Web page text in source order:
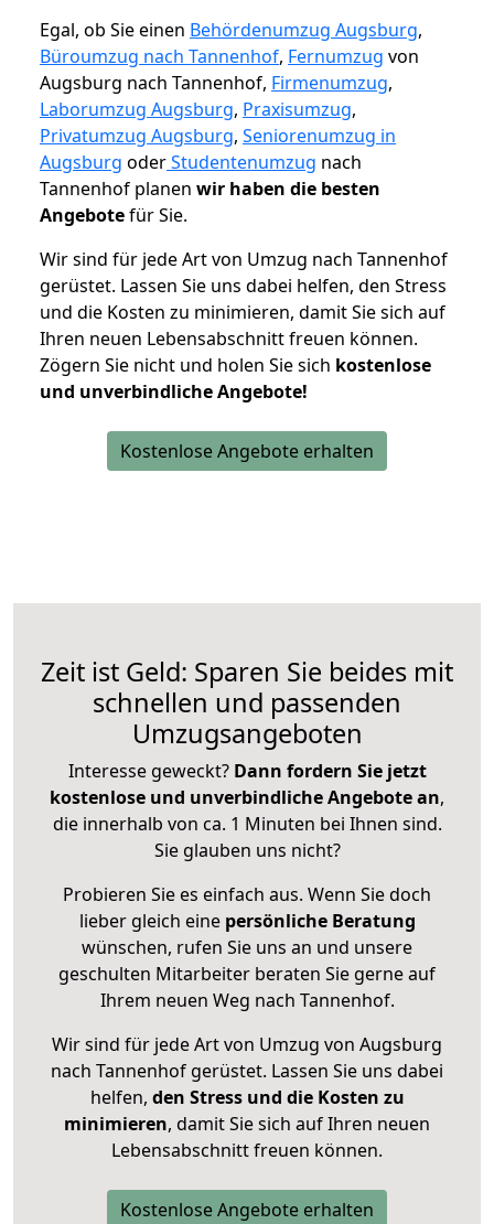
Egal, ob Sie einen Behördenumzug Augsburg,
Büroumzug nach Tannenhof, Fernumzug von
Augsburg nach Tannenhof, Firmenumzug,
Laborumzug Augsburg, Praxisumzug,
Privatumzug Augsburg, Seniorenumzug in
Augsburg oderStudentenumzug nach
Tannenhof planen wir haben die besten
Angebotefür Sie.
Wir sind für jede Art von Umzug nach Tannenhof
gerüstet. Lassen Sie uns dabei helfen, den Stress
und die Kosten zu minimieren, damit Sie sich auf
Ihren neuen Lebensabschnitt freuen können.
Zögern Sie nicht und holen Sie sich kostenlose
und unverbindliche Angebote!
Kostenlose Angebote erhalten
Zeit ist Geld: Sparen Sie beides mit
schnellen und passenden
Umzugsangeboten
Interesse geweckt? Dann fordern Sie jetzt
kostenlose und unverbindliche Angebote an,
die innerhalb von ca. 1 Minuten bei Ihnen sind.
Sie glauben uns nicht?
Probieren Sie es einfach aus. Wenn Sie doch
lieber gleich eine persönliche Beratung
wünschen, rufen Sie uns an und unsere
geschulten Mitarbeiter beraten Sie gerne auf
Ihrem neuen Weg nach Tannenhof.
Wir sind für jede Art von Umzug von Augsburg
nach Tannenhof gerüstet. Lassen Sie uns dabei
helfen, den Stress und die Kosten zu
minimieren, damit Sie sich auf Ihren neuen
Lebensabschnitt freuen können.
Kostenlose Angebote erhalten